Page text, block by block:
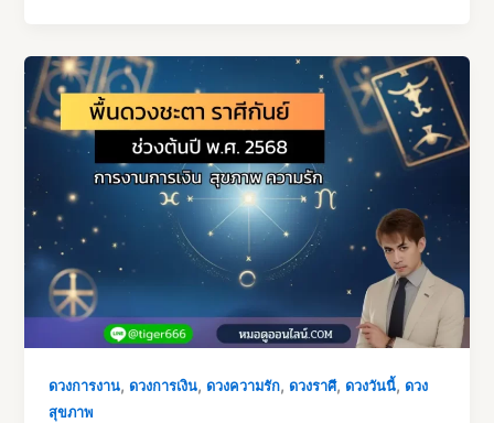
ดวงการงาน,ดวงการเงิน,ดวงความรัก,ดวงราศี,ดวงวันนี้,ดวง
สุขภาพ